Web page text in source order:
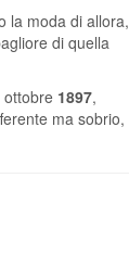
la moda di allora,
di quella
ottobre 1897,
ma sobrio,